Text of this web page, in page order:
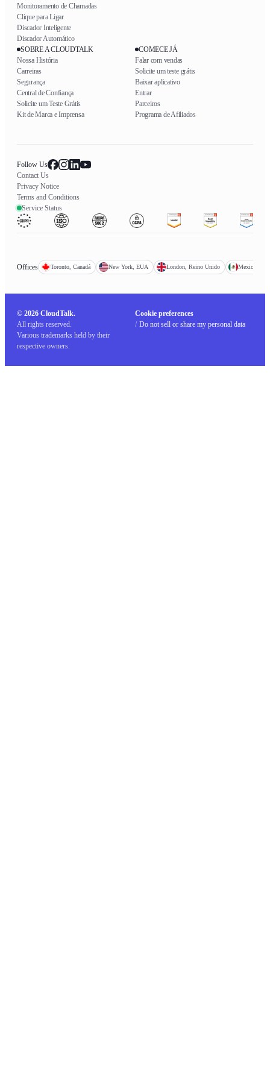
Monitoramento de Chamadas
Clique para Ligar
Discador Inteligente
Discador Automático
SOBRE A CLOUDTALK
Nossa História
Carreiras
Segurança
Central de Confiança
Solicite um Teste Grátis
Kit de Marca e Imprensa
COMECE JÁ
Falar com vendas
Solicite um teste grátis
Baixar aplicativo
Entrar
Parceiros
Programa de Afiliados
Follow Us
Contact Us
Privacy Notice
Terms and Conditions
Service Status
Offices Toronto, Canadá New York, EUA London, Reino Unido Mexico
© 2026 CloudTalk.
All rights reserved.
Various trademarks held by their
respective owners.
Cookie preferences
/ Do not sell or share my personal data